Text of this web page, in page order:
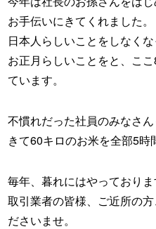
お手伝いにきてくれました。
日本人らしいことをしなく
お正月らしいことをと、こ
ています。
不慣れだった社員のみなさ
きて60キロのお米を全部5時
毎年、暮れにはやっており
取引業者の皆様、ご近所の
ださいませ。